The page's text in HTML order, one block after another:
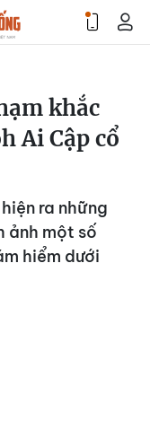
khắc
Ai Cập cổ
ra những
ảnh một số
hiểm dưới